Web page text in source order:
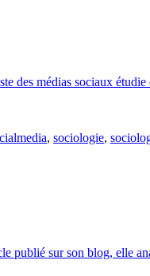
des médias sociaux étudie
, sociologie,
publié sur son blog, elle